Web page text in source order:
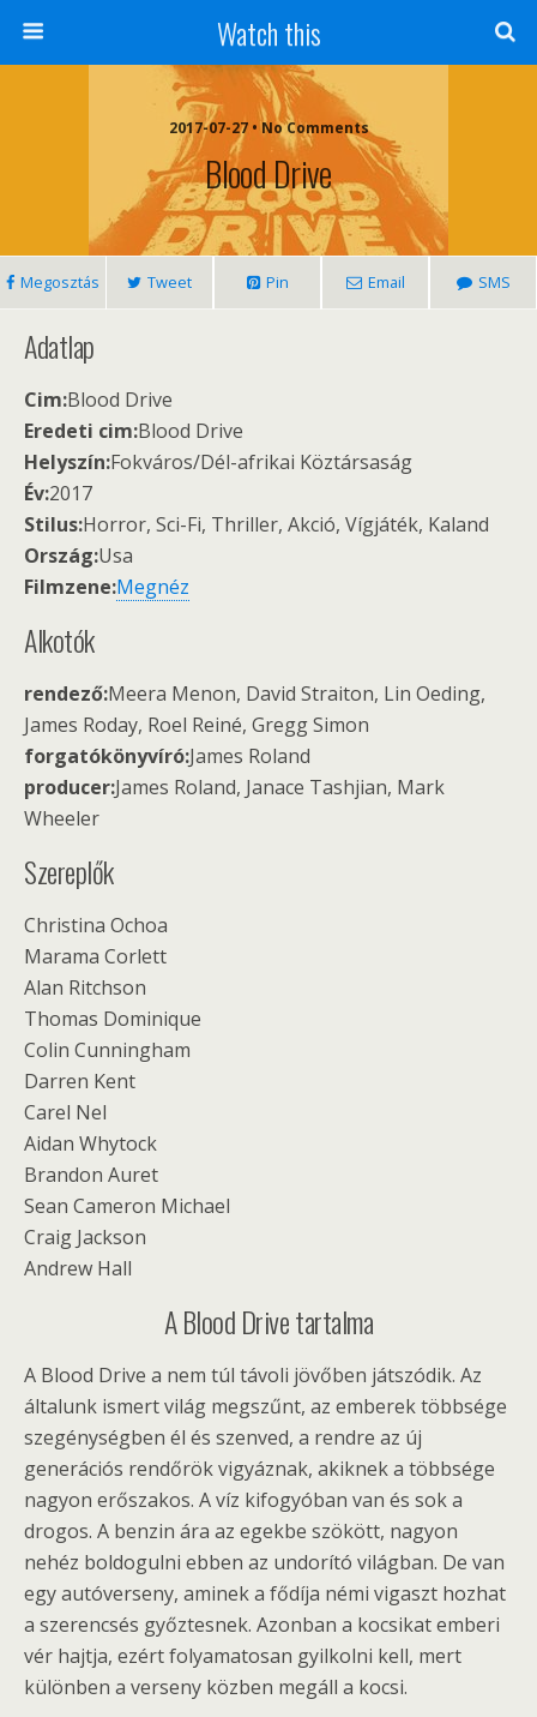
Watch this
2017-07-27 • No Comments
Blood Drive
Megosztás Tweet Pin Email SMS
Adatlap
Cim:Blood Drive
Eredeti cim:Blood Drive
Helyszín:Fokváros/Dél-afrikai Köztársaság
Év:2017
Stilus:Horror, Sci-Fi, Thriller, Akció, Vígjáték, Kaland
Ország:Usa
Filmzene:Megnéz
Alkotók
rendező:Meera Menon, David Straiton, Lin Oeding,
James Roday, Roel Reiné, Gregg Simon
forgatókönyvíró:James Roland
producer:James Roland, Janace Tashjian, Mark
Wheeler
Szereplők
Christina Ochoa
Marama Corlett
Alan Ritchson
Thomas Dominique
Colin Cunningham
Darren Kent
Carel Nel
Aidan Whytock
Brandon Auret
Sean Cameron Michael
Craig Jackson
Andrew Hall
A Blood Drive tartalma
A Blood Drive a nem túl távoli jövőben játszódik. Az
általunk ismert világ megszűnt, az emberek többsége
szegénységben él és szenved, a rendre az új
generációs rendőrök vigyáznak, akiknek a többsége
nagyon erőszakos. A víz kifogyóban van és sok a
drogos. A benzin ára az egekbe szökött, nagyon
nehéz boldogulni ebben az undorító világban. De van
egy autóverseny, aminek a fődíja némi vigaszt hozhat
a szerencsés győztesnek. Azonban a kocsikat emberi
vér hajtja, ezért folyamatosan gyilkolni kell, mert
különben a verseny közben megáll a kocsi.